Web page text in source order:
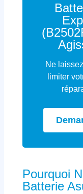
Ne
limiter
Pourquoi
Batterie